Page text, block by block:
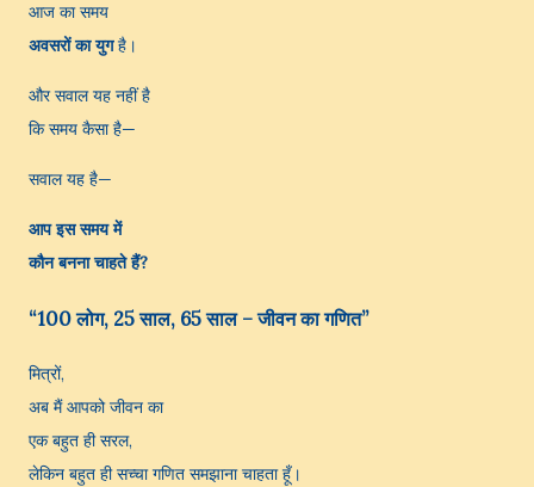
आज का समय
अवसरों का युगहै।
और सवाल यह नहीं है
कि समय कैसा है—
सवाल यह है—
आप इस समय में
कौन बनना चाहते हैं?
“100 लोग, 25 साल, 65 साल – जीवन का गणित”
मित्रों,
अब मैं आपको जीवन का
एक बहुत ही सरल,
लेकिन बहुत ही सच्चा गणित समझाना चाहता हूँ।